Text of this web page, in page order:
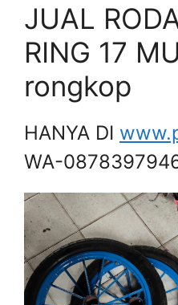
JUAL
RING 17
rongkop
HANYA DI
WA-